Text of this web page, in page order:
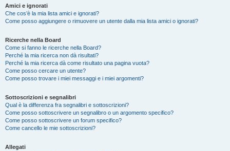
Amici e ignorati
Che cos’è la mia lista amici e ignorati?
Come posso aggiungere o rimuovere un utente dalla mia lista amici o ignorati?
Ricerche nella Board
Come si fanno le ricerche nella Board?
Perché la mia ricerca non dà risultati?
Perché la mia ricerca dà come risultato una pagina vuota?
Come posso cercare un utente?
Come posso trovare i miei messaggi e i miei argomenti?
Sottoscrizioni e segnalibri
Qual è la differenza fra segnalibri e sottoscrizioni?
Come posso sottoscrivere un segnalibro o un argomento specifico?
Come posso sottoscrivere un forum specifico?
Come cancello le mie sottoscrizioni?
Allegati